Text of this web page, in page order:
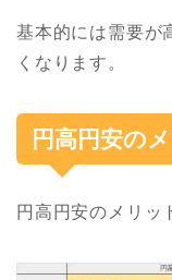
基本的には需要が
くなります。
円高円安の
円高円安のメリッ